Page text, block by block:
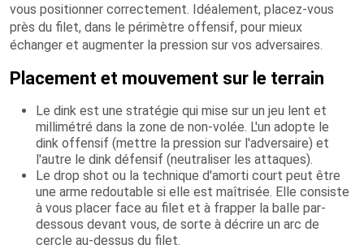
vous positionner correctement. Idéalement, placez-vous
près du filet, dans le périmètre offensif, pour mieux
échanger et augmenter la pression sur vos adversaires.
Placement et mouvement sur le terrain
Le dink est une stratégie qui mise sur un jeu lent et
millimétré dans la zone de non-volée. L'un adopte le
dink offensif (mettre la pression sur l'adversaire) et
l'autre le dink défensif (neutraliser les attaques).
Le drop shot ou la technique d'amorti court peut être
une arme redoutable si elle est maîtrisée. Elle consiste
à vous placer face au filet et à frapper la balle par-
dessous devant vous, de sorte à décrire un arc de
cercle au-dessus du filet.